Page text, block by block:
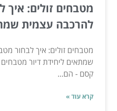
מטבחים זולים: איך
להרכבה עצמית
מטבחים זולים: איך לבחור
שמתאים ליחידת דיור
קסם - הם...
קרא עוד »